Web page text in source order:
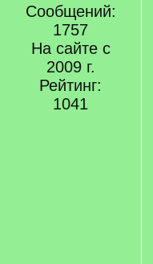
Сообщений:
1757
На сайте с
2009 г.
Рейтинг:
1041